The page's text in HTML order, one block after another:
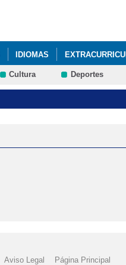
IDIOMAS
Cultura Deportes
Aviso Legal Página Principal